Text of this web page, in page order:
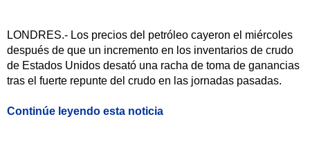
LONDRES.- Los precios del petróleo cayeron el miércoles
después de que un incremento en los inventarios de crudo
de Estados Unidos desató una racha de toma de ganancias
tras el fuerte repunte del crudo en las jornadas pasadas.
Continúe leyendo esta noticia